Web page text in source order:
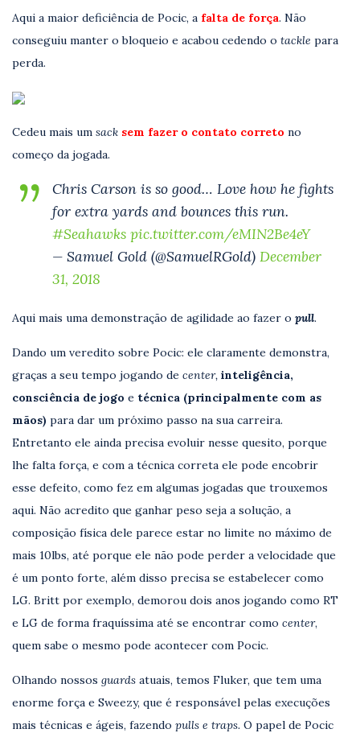
Aqui a maior deficiência de Pocic, a falta de força. Não
conseguiu manter o bloqueio e acabou cedendo o tackle para
perda.
Cedeu mais um sack sem fazer o contato correto no
começo da jogada.
Chris Carson is so good… Love how he fights
for extra yards and bounces this run.
#Seahawks pic.twitter.com/eMIN2Be4eY
— Samuel Gold (@SamuelRGold) December
31, 2018
Aqui mais uma demonstração de agilidade ao fazer o pull.
Dando um veredito sobre Pocic: ele claramente demonstra,
graças a seu tempo jogando de center, inteligência,
consciência de jogo e técnica (principalmente com as
mãos) para dar um próximo passo na sua carreira.
Entretanto ele ainda precisa evoluir nesse quesito, porque
lhe falta força, e com a técnica correta ele pode encobrir
esse defeito, como fez em algumas jogadas que trouxemos
aqui. Não acredito que ganhar peso seja a solução, a
composição física dele parece estar no limite no máximo de
mais 10lbs, até porque ele não pode perder a velocidade que
é um ponto forte, além disso precisa se estabelecer como
LG. Britt por exemplo, demorou dois anos jogando como RT
e LG de forma fraquíssima até se encontrar como center,
quem sabe o mesmo pode acontecer com Pocic.
Olhando nossos guards atuais, temos Fluker, que tem uma
enorme força e Sweezy, que é responsável pelas execuções
mais técnicas e ágeis, fazendo pulls e traps. O papel de Pocic